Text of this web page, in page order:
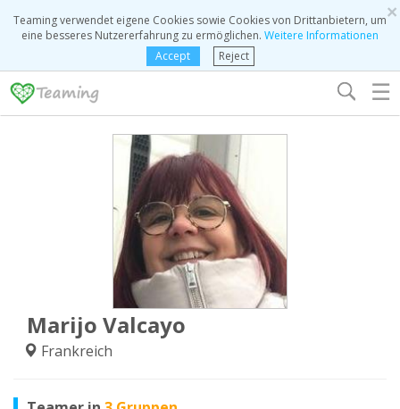
×
Teaming verwendet eigene Cookies sowie Cookies von Drittanbietern, um
eine besseres Nutzererfahrung zu ermöglichen. Weitere Informationen
Accept
Reject
☰
Marijo Valcayo
Frankreich